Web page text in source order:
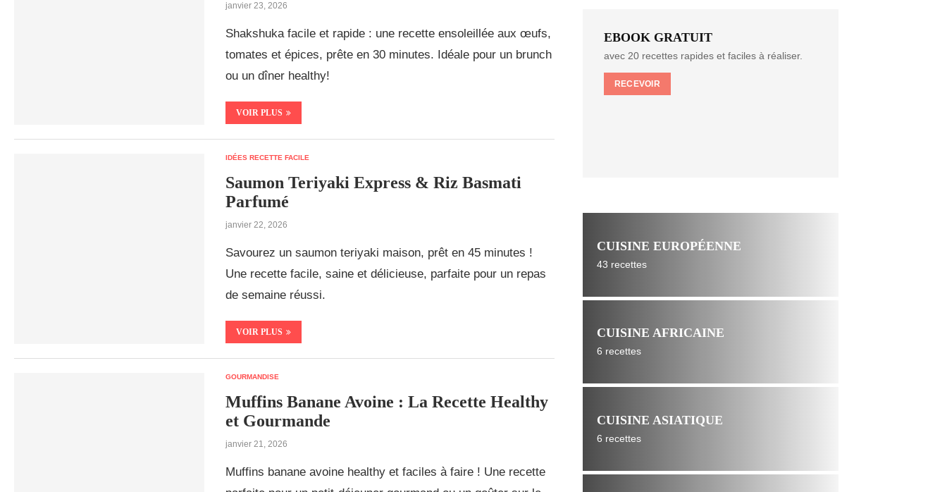
janvier 23, 2026
Shakshuka facile et rapide : une recette ensoleillée aux œufs,
tomates et épices, prête en 30 minutes. Idéale pour un brunch
ou un dîner healthy!
VOIR PLUS
IDÉES RECETTE FACILE
Saumon Teriyaki Express & Riz Basmati
Parfumé
janvier 22, 2026
Savourez un saumon teriyaki maison, prêt en 45 minutes !
Une recette facile, saine et délicieuse, parfaite pour un repas
de semaine réussi.
VOIR PLUS
GOURMANDISE
Muffins Banane Avoine : La Recette Healthy
et Gourmande
janvier 21, 2026
Muffins banane avoine healthy et faciles à faire ! Une recette
EBOOK GRATUIT
avec 20 recettes rapides et faciles à réaliser.
RECEVOIR
CUISINE EUROPÉENNE
43 recettes
CUISINE AFRICAINE
6 recettes
CUISINE ASIATIQUE
6 recettes